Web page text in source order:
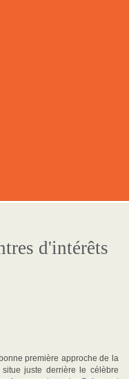
d'intérêts
première approche de la
juste derrière le célèbre